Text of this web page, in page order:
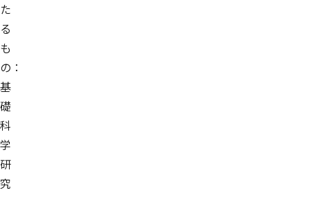
た
る
も
の：
基
礎
科
学
研
究